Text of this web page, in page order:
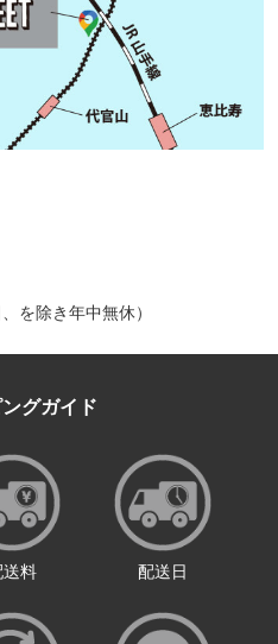
を除き年中無休）
グガイド
送料 配送日